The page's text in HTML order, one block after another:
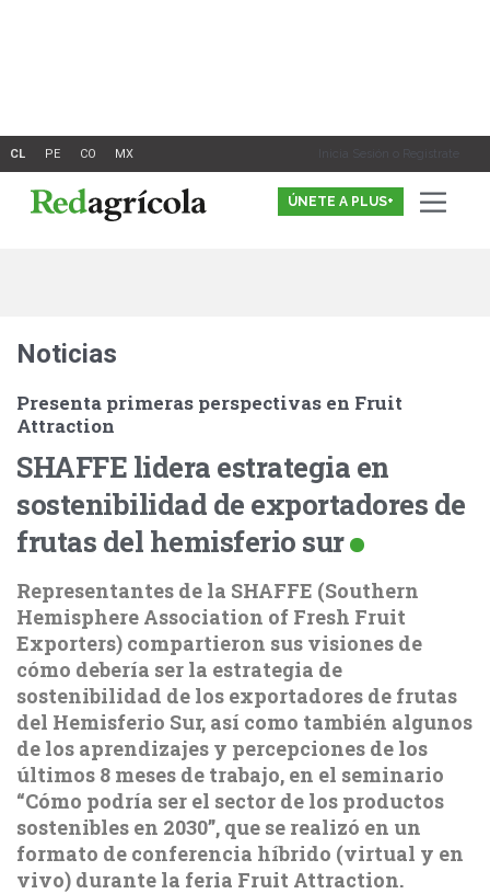
Inicia Sesión o Registrate
ÚNETE A PLUS+
Noticias
Presenta primeras perspectivas en Fruit
Attraction
SHAFFE lidera estrategia en
sostenibilidad de exportadores de
frutas del hemisferio sur
Representantes de la SHAFFE (Southern
Hemisphere Association of Fresh Fruit
Exporters) compartieron sus visiones de
cómo debería ser la estrategia de
sostenibilidad de los exportadores de frutas
del Hemisferio Sur, así como también algunos
de los aprendizajes y percepciones de los
últimos 8 meses de trabajo, en el seminario
“Cómo podría ser el sector de los productos
sostenibles en 2030”, que se realizó en un
formato de conferencia híbrido (virtual y en
vivo) durante la feria Fruit Attraction.